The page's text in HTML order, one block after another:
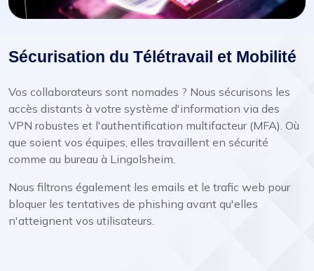
Sécurisation du Télétravail et Mobilité
Vos collaborateurs sont nomades ? Nous sécurisons les
accès distants à votre système d'information via des
VPN robustes et l'authentification multifacteur (MFA). Où
que soient vos équipes, elles travaillent en sécurité
comme au bureau à Lingolsheim.
Nous filtrons également les emails et le trafic web pour
bloquer les tentatives de phishing avant qu'elles
n'atteignent vos utilisateurs.